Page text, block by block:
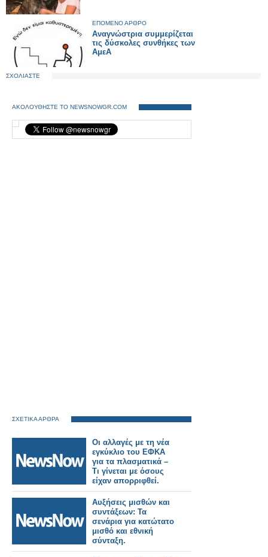
ΕΠΟΜΕΝΟ ΑΡΘΡΟ
Αναγνώστρια συμμερίζεται
τις δύσκολες συνθήκες των
ΑμεΑ
ΣΧΟΛΙΑΣΤΕ
ΑΚΟΛΟΥΘΗΣΤΕ ΤΟ NEWSNOWGR.COM
ΣΧΕΤΙΚΑ ΑΡΘΡΑ
Οι αλλαγές με τη νέα
εγκύκλιο του ΕΦΚΑ
για τα πλασματικά –
Τι γίνεται με όσους
είχαν απορριφθεί.
Αυξήσεις μισθών και
συντάξεων: Τα
σενάρια για κατώτατο
μισθό και εθνική
σύνταξη.